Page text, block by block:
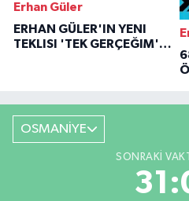
Erhan Güler
ERHAN GÜLER'IN YENI
TEKLISI 'TEK GERÇEĞIM'LE
OSMANİYE
SONRAKI